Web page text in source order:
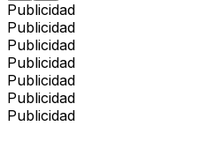
Publicidad
Publicidad
Publicidad
Publicidad
Publicidad
Publicidad
Publicidad